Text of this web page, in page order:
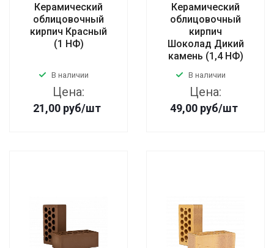
Керамический
облицовочный
кирпич Красный
(1 НФ)
В наличии
Цена:
21,00 руб/шт
Керамический
облицовочный
кирпич
Шоколад Дикий
камень (1,4 НФ)
В наличии
Цена:
49,00 руб/шт